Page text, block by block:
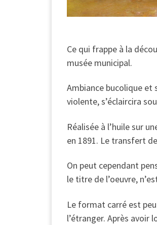
Ce qui frappe à la
musée municipal.
Ambiance bucolique et
violente, s’éclaircira
Réalisée à l’huile sur
en 1891. Le transfert
On peut cependant
le titre de l’oeuvre,
Le format carré est
l’étranger. Après avoir